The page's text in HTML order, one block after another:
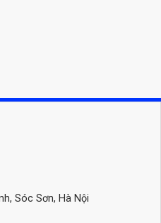
Sóc Sơn, Hà Nội